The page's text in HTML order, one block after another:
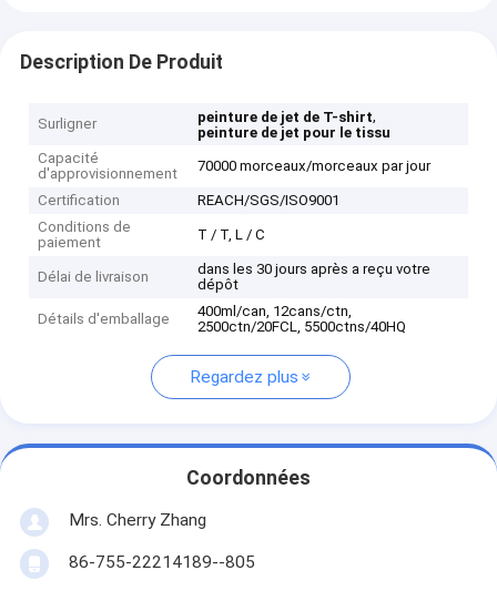
Description De Produit
Surligner peinture de jet de T-shirt,
peinture de jet pour le tissu
Capacité
d'approvisionnement
70000 morceaux/morceaux par jour
Certification
REACH/SGS/ISO9001
Conditions de
paiement
T / T, L / C
Délai de livraison
dans les 30 jours après a reçu votre
dépôt
Détails d'emballage
400ml/can, 12cans/ctn,
2500ctn/20FCL, 5500ctns/40HQ
Regardez plus
Coordonnées
Mrs. Cherry Zhang
86-755-22214189--805